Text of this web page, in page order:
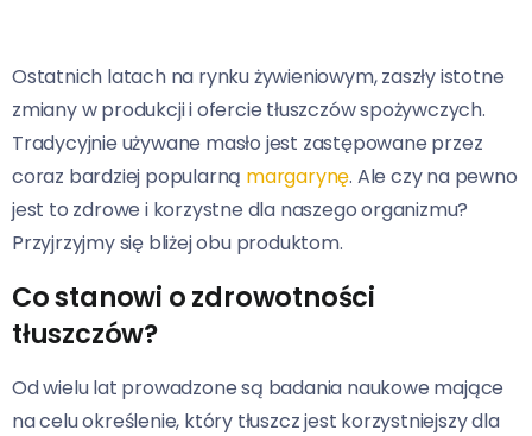
Ostatnich latach na rynku żywieniowym, zaszły istotne
zmiany w produkcji i ofercie tłuszczów spożywczych.
Tradycyjnie używane masło jest zastępowane przez
coraz bardziej popularną margarynę. Ale czy na pewno
jest to zdrowe i korzystne dla naszego organizmu?
Przyjrzyjmy się bliżej obu produktom.
Co stanowi o zdrowotności
tłuszczów?
Od wielu lat prowadzone są badania naukowe mające
na celu określenie, który tłuszcz jest korzystniejszy dla